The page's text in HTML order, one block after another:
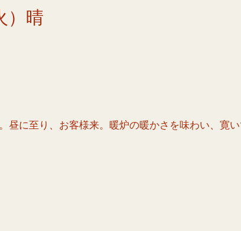
）晴
昼に至り、お客様来。暖炉の暖かさを味わい、寛